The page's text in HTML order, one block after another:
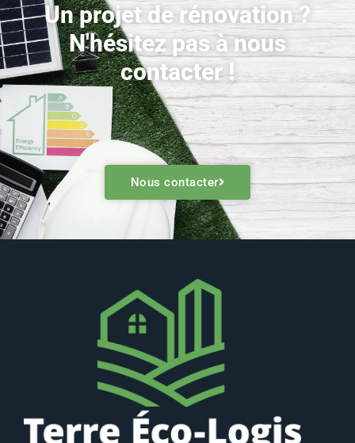
Un projet de rénovation ?
N'hésitez pas à nous
contacter !
Nous contacter